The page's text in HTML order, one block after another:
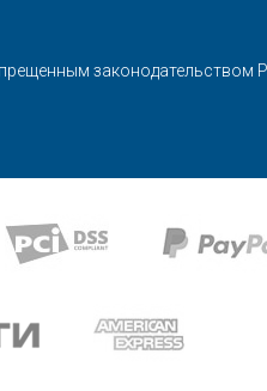
законодательством